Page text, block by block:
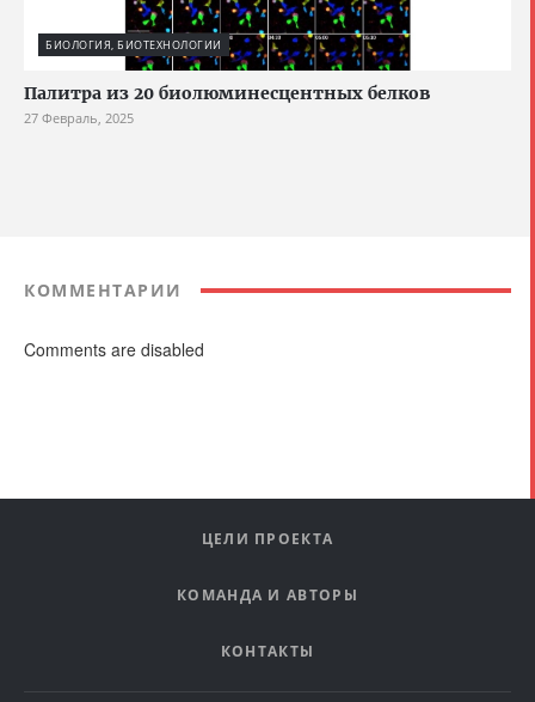
БИОЛОГИЯ, БИОТЕХНОЛОГИИ
Палитра из 20 биолюминесцентных белков
27 Февраль, 2025
КОММЕНТАРИИ
Comments are disabled
ЦЕЛИ ПРОЕКТА
КОМАНДА И АВТОРЫ
КОНТАКТЫ